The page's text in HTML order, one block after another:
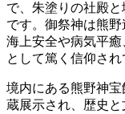
で、朱塗りの社殿
です。御祭神は熊
海上安全や病気平
として篤く信仰され
境内にある熊野神
蔵展示され、歴史